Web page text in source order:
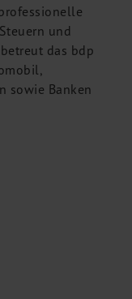
und
das bdp
sowie Banken